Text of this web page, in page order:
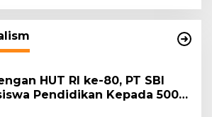
HUT RI ke-80, PT SBI
Pendidikan Kepada 500